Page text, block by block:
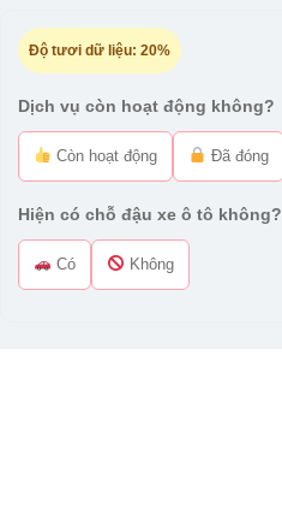
Độ tươi dữ liệu: 20%
Dịch vụ còn hoạt động không?
Còn hoạt động Đã đóng
Hiện có chỗ đậu xe ô tô không?
Có Không